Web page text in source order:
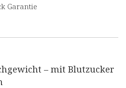
Garantie
– mit Blutzucker